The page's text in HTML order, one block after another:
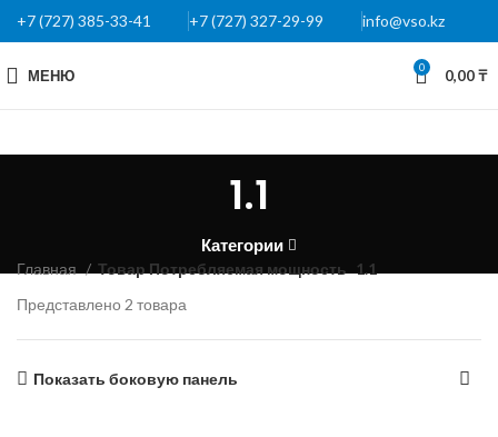
+7 (727) 385-33-41 +7 (727) 327-29-99 info@vso.kz
МЕНЮ 0 0,00₸
1.1
Категории
Главная Товар Потребляемая мощность
1.1
Представлено 2 товара
Показать боковую панель